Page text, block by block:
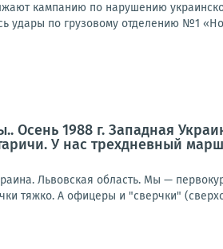
кампанию по нарушению
удары по грузовому отделению №1
Осень 1988 г. Западная
У нас трехдневный
Львовская область. Мы —
тяжко. А офицеры и "сверчки"